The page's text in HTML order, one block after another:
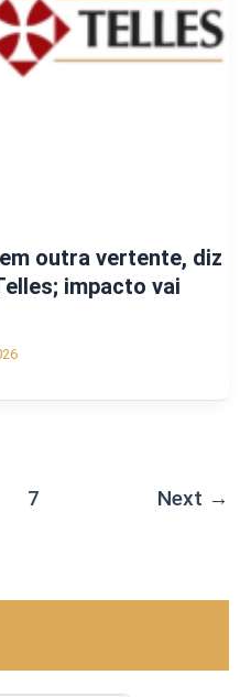
outra vertente, diz
impacto vai
7 Next →